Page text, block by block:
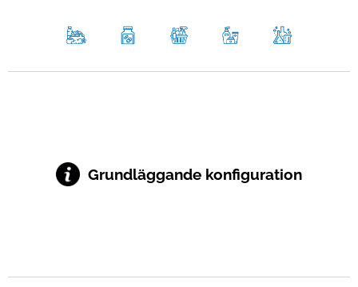
Grundläggande konfiguration